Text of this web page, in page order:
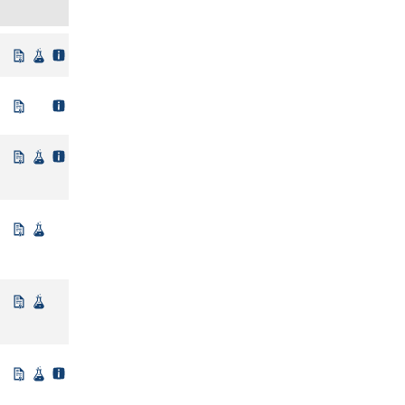
Uit regelgeving
Wetenschappelijke bron
Uit regelgeving
Niet beleidsmatig vastgesteld
Wetenschappelijke bron
Niet beleidsmatig vastgesteld
Niet beleidsmatig vastgesteld
Niet beleidsmatig vastgesteld
Wetenschappelijke bron